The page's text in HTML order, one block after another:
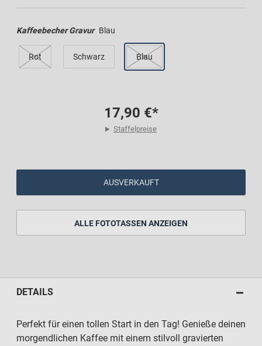
Kaffeebecher Gravur Blau
Rot Schwarz Blau
17,90 €*
Staffelpreise
AUSVERKAUFT
ALLE FOTOTASSEN ANZEIGEN
DETAILS
Perfekt für einen tollen Start in den Tag! Genieße deinen
morgendlichen Kaffee mit einem stilvoll gravierten